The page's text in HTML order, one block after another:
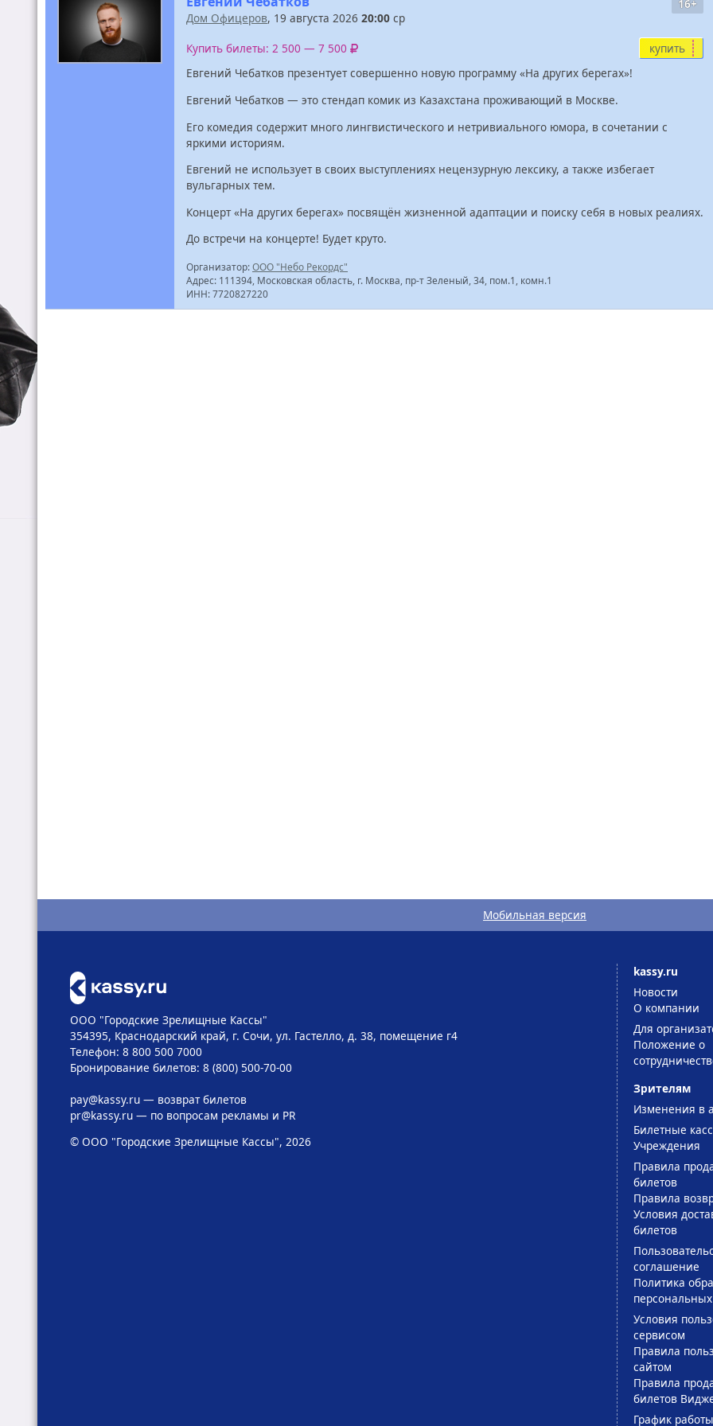
16+
Дом Офицеров, 19 августа 2026 20:00 ср
Купить билеты: 2 500 — 7 500
купить
Евгений Чебатков презентует совершенно новую программу «На других берегах»!
Евгений Чебатков — это стендап комик из Казахстана проживающий в Москве.
Его комедия содержит много лингвистического и нетривиального юмора, в сочетании с
яркими историям.
Евгений не использует в своих выступлениях нецензурную лексику, а также избегает
вульгарных тем.
Концерт «На других берегах» посвящён жизненной адаптации и поиску себя в новых реалиях.
До встречи на концерте! Будет круто.
Организатор:ООО "Небо Рекордс"
Адрес: 111394, Московская область, г. Москва, пр-т Зеленый, 34, пом.1, комн.1
ИНН: 7720827220
Мобильная версия
ООО "Городские Зрелищные Кассы"
354395, Краснодарский край, г. Сочи, ул. Гастелло, д. 38, помещение г4
Телефон: 8 800 500 7000
Бронирование билетов: 8 (800) 500-70-00
pay@kassy.ru— возврат билетов
pr@kassy.ru— по вопросам рекламы и PR
© ООО "Городские Зрелищные Кассы", 2026
kassy.ru
Новости
О компании
Для
Положение о
Зрителям
Изменения в
Билетные
Учреждения
Правила
билетов
Правила
Условия
билетов
соглашение
Политика
Условия
сервисом
Правила
сайтом
Правила
билетов
График